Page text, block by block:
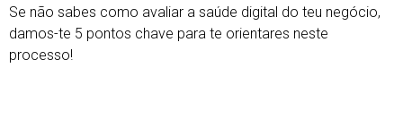
Se não sabes como avaliar a saúde digital do teu negócio,
damos-te 5 pontos chave para te orientares neste
processo!